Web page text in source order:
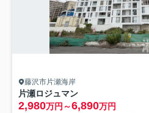
藤沢市片瀬海岸
片瀬ロジュマン
2,980万円～6,890万円